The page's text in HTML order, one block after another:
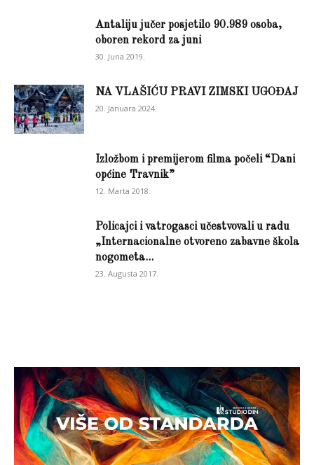
Antaliju jučer posjetilo 90.989 osoba,
oboren rekord za juni
30. Juna 2019.
NA VLAŠIĆU PRAVI ZIMSKI UGOĐAJ
20. Januara 2024.
Izložbom i premijerom filma počeli “Dani
općine Travnik”
12. Marta 2018.
Policajci i vatrogasci učestvovali u radu
„Internacionalne otvoreno zabavne škola
nogometa...
23. Augusta 2017.